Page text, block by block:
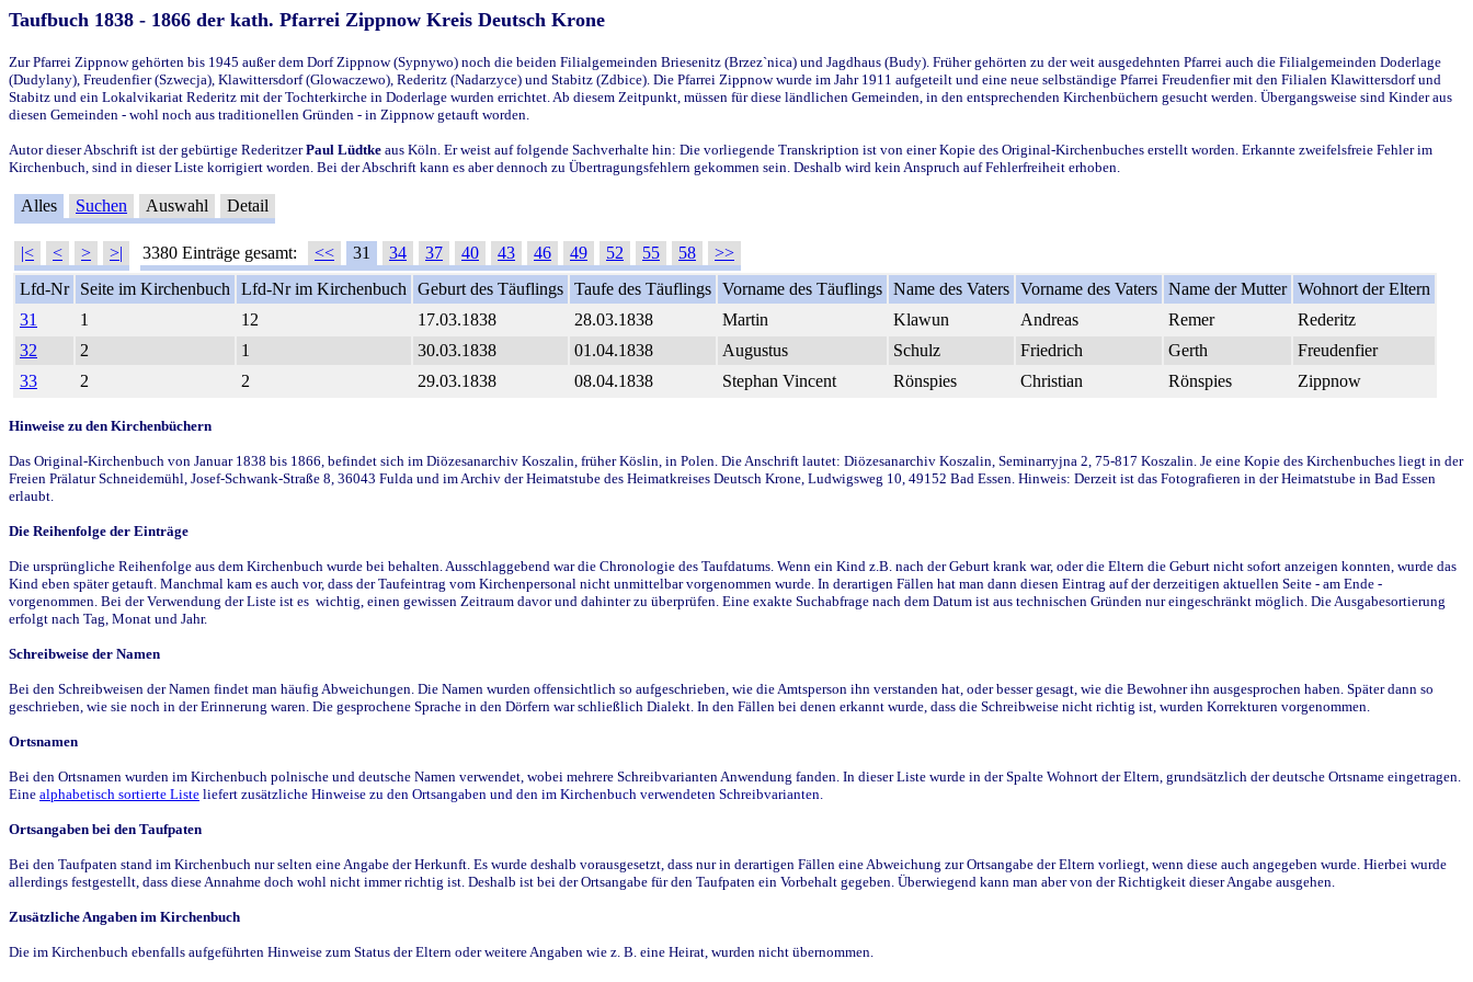
Taufbuch 1838 - 1866 der kath. Pfarrei Zippnow Kreis Deutsch Krone
Zur Pfarrei Zippnow gehörten bis 1945 außer dem Dorf Zippnow (Sypnywo) noch die beiden Filialgemeinden Briesenitz (Brzez`nica) und Jagdhaus (Budy). Früher gehörten zu der weit ausgedehnten Pfarrei auch die Filialgemeinden Doderlage
(Dudylany), Freudenfier (Szwecja), Klawittersdorf (Glowaczewo), Rederitz (Nadarzyce) und Stabitz (Zdbice). Die Pfarrei Zippnow wurde im Jahr 1911 aufgeteilt und eine neue selbständige Pfarrei Freudenfier mit den Filialen Klawittersdorf und
Stabitz und ein Lokalvikariat Rederitz mit der Tochterkirche in Doderlage wurden errichtet. Ab diesem Zeitpunkt, müssen für diese ländlichen Gemeinden, in den entsprechenden Kirchenbüchern gesucht werden. Übergangsweise sind Kinder aus
diesen Gemeinden - wohl noch aus traditionellen Gründen - in Zippnow getauft worden.
Autor dieser Abschrift ist der gebürtige RederitzerPaul Lüdtke aus Köln. Er weist auf folgende Sachverhalte hin: Die vorliegende Transkription ist von einer Kopie des Original-Kirchenbuches erstellt worden. Erkannte zweifelsfreie Fehler im
Kirchenbuch, sind in dieser Liste korrigiert worden. Bei der Abschrift kann es aber dennoch zu Übertragungsfehlern gekommen sein. Deshalb wird kein Anspruch auf Fehlerfreiheit erhoben.
Alles Suchen Auswahl Detail
|< < > >| 3380 Einträge gesamt: << 31 34 37 40 43 46 49 52 55 58
>>
Lfd-Nr
Seite im Kirchenbuch Lfd-Nr im Kirchenbuch Geburt des Täuflings Taufe des Täuflings Vorname des Täuflings Name des Vaters Vorname des Vaters Name der Mutter Wohnort der Eltern
31
1 12 17.03.1838 28.03.1838 Martin Klawun Andreas Remer
Rederitz
32
2 1 30.03.1838 01.04.1838 Augustus Schulz Friedrich Gerth
Freudenfier
33
2 2 29.03.1838 08.04.1838 Stephan Vincent Rönspies Christian Rönspies Zippnow
Hinweise zu den Kirchenbüchern
Das Original-Kirchenbuch von Januar 1838 bis 1866, befindet sich im Diözesanarchiv Koszalin, früher Köslin, in Polen. Die Anschrift lautet: Diözesanarchiv Koszalin, Seminarryjna 2, 75-817 Koszalin. Je eine Kopie des Kirchenbuches liegt in der
Freien Prälatur Schneidemühl, Josef-Schwank-Straße 8, 36043 Fulda und im Archiv der Heimatstube des Heimatkreises Deutsch Krone, Ludwigsweg 10, 49152 Bad Essen. Hinweis: Derzeit ist das Fotografieren in der Heimatstube in Bad Essen
erlaubt.
Die Reihenfolge der Einträge
Die ursprüngliche Reihenfolge aus dem Kirchenbuch wurde bei behalten. Ausschlaggebend war die Chronologie des Taufdatums. Wenn ein Kind z.B. nach der Geburt krank war, oder die Eltern die Geburt nicht sofort anzeigen konnten, wurde das
Kind eben später getauft. Manchmal kam es auch vor, dass der Taufeintrag vom Kirchenpersonal nicht unmittelbar vorgenommen wurde. In derartigen Fällen hat man dann diesen Eintrag auf der derzeitigen aktuellen Seite - am Ende -
vorgenommen. Bei der Verwendung der Liste ist es wichtig, einen gewissen Zeitraum davor und dahinter zu überprüfen. Eine exakte Suchabfrage nach dem Datum ist aus technischen Gründen nur eingeschränkt möglich. Die Ausgabesortierung
erfolgt nach Tag, Monat und Jahr.
Schreibweise der Namen
Bei den Schreibweisen der Namen findet man häufig Abweichungen. Die Namen wurden offensichtlich so aufgeschrieben, wie die Amtsperson ihn verstanden hat, oder besser gesagt, wie die Bewohner ihn ausgesprochen haben. Später dann so
geschrieben, wie sie noch in der Erinnerung waren. Die gesprochene Sprache in den Dörfern war schließlich Dialekt. In den Fällen bei denen erkannt wurde, dass die Schreibweise nicht richtig ist, wurden Korrekturen vorgenommen.
Ortsnamen
Bei den Ortsnamen wurden im Kirchenbuch polnische und deutsche Namen verwendet, wobei mehrere Schreibvarianten Anwendung fanden. In dieser Liste wurde in der Spalte Wohnort der Eltern, grundsätzlich der deutsche Ortsname eingetragen.
Eine alphabetisch sortierte Liste liefert zusätzliche Hinweise zu den Ortsangaben und den im Kirchenbuch verwendeten Schreibvarianten.
Ortsangaben bei den Taufpaten
Bei den Taufpaten stand im Kirchenbuch nur selten eine Angabe der Herkunft. Es wurde deshalb vorausgesetzt, dass nur in derartigen Fällen eine Abweichung zur Ortsangabe der Eltern vorliegt, wenn diese auch angegeben wurde. Hierbei wurde
allerdings festgestellt, dass diese Annahme doch wohl nicht immer richtig ist. Deshalb ist bei der Ortsangabe für den Taufpaten ein Vorbehalt gegeben. Überwiegend kann man aber von der Richtigkeit dieser Angabe ausgehen.
Zusätzliche Angaben im Kirchenbuch
Die im Kirchenbuch ebenfalls aufgeführten Hinweise zum Status der Eltern oder weitere Angaben wie z. B. eine Heirat, wurden nicht übernommen.